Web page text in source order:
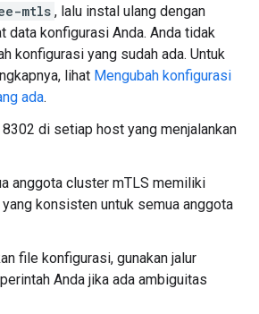
mtls , lalu instal ulang dengan
data konfigurasi Anda. Anda tidak
konfigurasi yang sudah ada. Untuk
lihat Mengubah konfigurasi
ada.
di setiap host yang menjalankan
anggota cluster mTLS memiliki
konsisten untuk semua anggota
file konfigurasi, gunakan jalur
Anda jika ada ambiguitas